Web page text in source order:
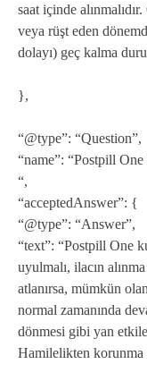
saat içinde
veya rüşt eden
dolayı) geç kalma
},
“@type”: “Question”,
“name”: “Postpill
“,
“acceptedAnswer”: {
“@type”: “Answer”,
“text”: “Postpill One
uyulmalı, ilacın
atlanırsa, mümkün
normal zamanında
dönmesi gibi yan
Hamilelikten korunma